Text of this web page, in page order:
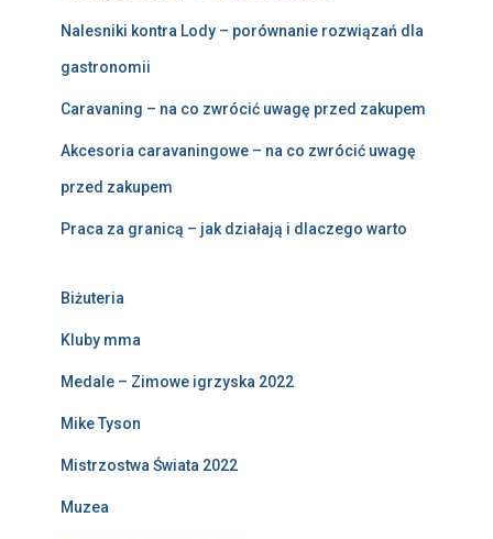
Nalesniki kontra Lody – porównanie rozwiązań dla
gastronomii
Caravaning – na co zwrócić uwagę przed zakupem
Akcesoria caravaningowe – na co zwrócić uwagę
przed zakupem
Praca za granicą – jak działają i dlaczego warto
Biżuteria
Kluby mma
Medale – Zimowe igrzyska 2022
Mike Tyson
Mistrzostwa Świata 2022
Muzea